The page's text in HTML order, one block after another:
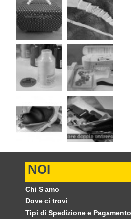
NOI
Chi Siamo
Dove ci trovi
Tipi di Spedizione e Pagamento